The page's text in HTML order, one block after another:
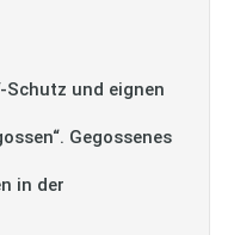
Schutz und eignen
Gegossenes
in der